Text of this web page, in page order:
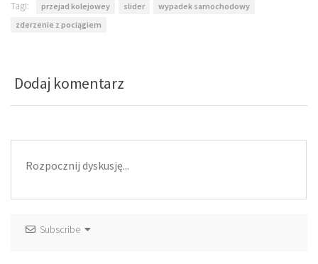
Tagi: przejad kolejowey slider
wypadek samochodowy
zderzenie z pociągiem
Dodaj komentarz
Subscribe